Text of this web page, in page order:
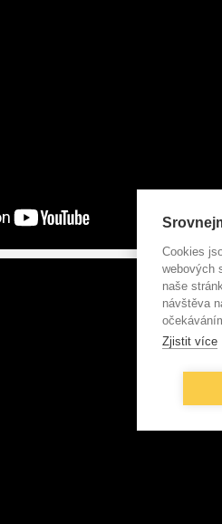
Cookies
webových
naše
návštěva
Zjistit více